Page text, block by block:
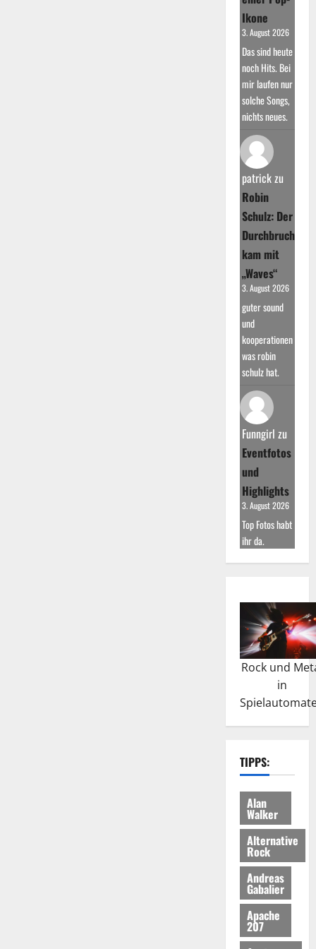
Ikone
3. August 2026
Das sind heute
noch Hits. Bei
mir laufen nur
solche Songs,
nichts neues.
patrickzu
Robin
Schulz: Der
Durchbruch
kam mit
„Waves“
3. August 2026
guter sound
und
kooperationen
was robin
schulz hat.
Funngirl zu
Eventfotos
und
Highlights
3. August 2026
Top Fotos habt
ihr da.
Rock und
in
TIPPS:
Alan
Walker
Alternative
Rock
Andreas
Gabalier
Apache
207